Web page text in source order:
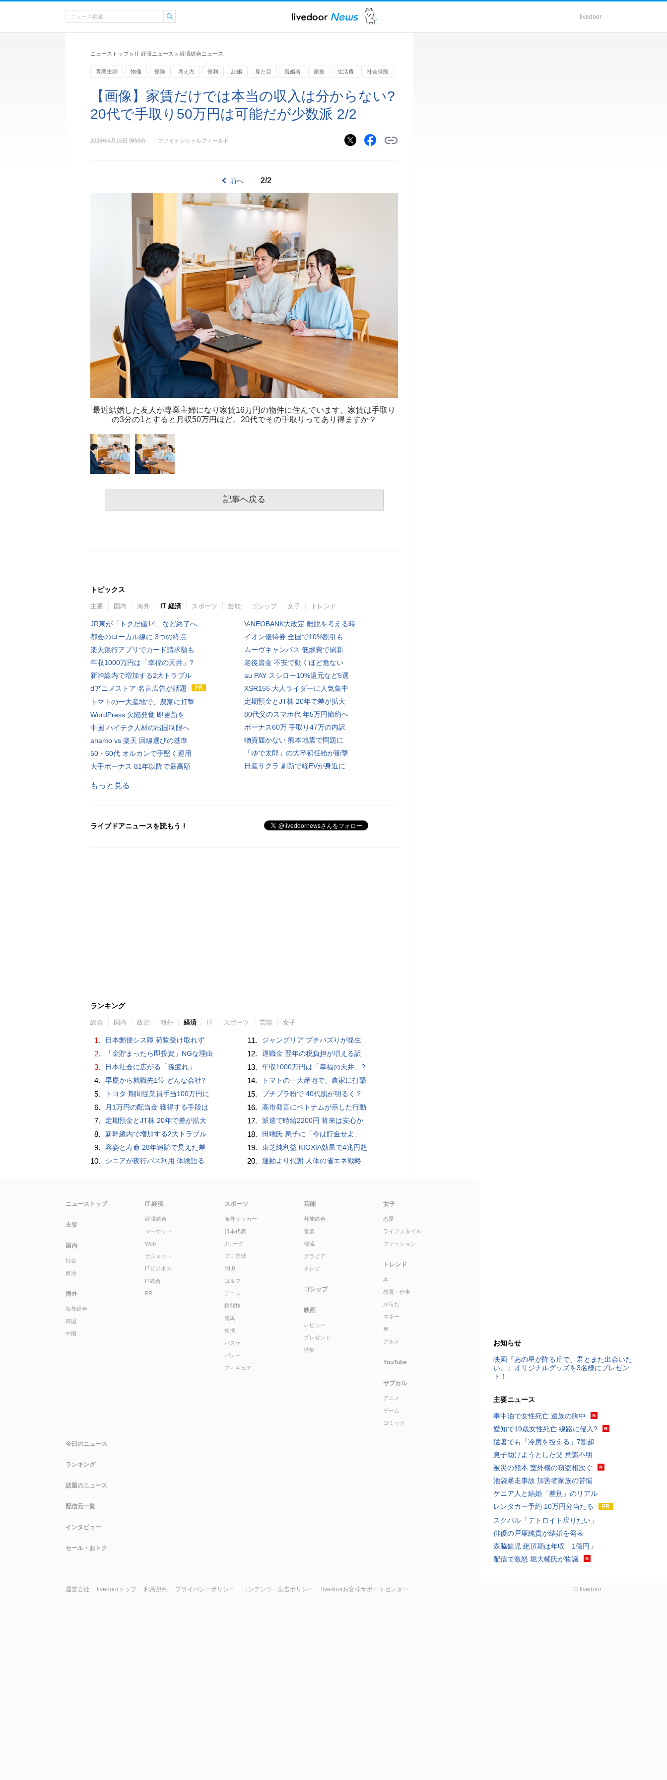
livedoor
ニューストップ > IT 経済ニュース > 経済総合ニュース
専業主婦 物価 保険 考え方 便利 結婚 見た目 既婚者 家族 生活費 社会保険
【画像】家賃だけでは本当の収入は分からない?
20代で手取り50万円は可能だが少数派 2/2
2026年4月15日 9時0分 ファイナンシャルフィールド
前へ 2/2
最近結婚した友人が専業主婦になり家賃16万円の物件に住んでいます。家賃は手取り
の3分の1とすると月収50万円ほど。20代でその手取りってあり得ますか？
記事へ戻る
トピックス
主要 国内 海外 IT 経済 スポーツ 芸能 ゴシップ 女子 トレンド
JR東が「トクだ値14」など終了へ
都会のローカル線に 3つの終点
楽天銀行アプリでカード請求額も
年収1000万円は「幸福の天井」?
新幹線内で増加する2大トラブル
dアニメストア 名言広告が話題
トマトの一大産地で、農家に打撃
WordPress 欠陥発覚 即更新を
中国 ハイテク人材の出国制限へ
ahamo vs 楽天 回線選びの基準
50・60代 オルカンで手堅く運用
大手ボーナス 81年以降で最高額
V-NEOBANK大改定 離脱を考える時
イオン優待券 全国で10%割引も
ムーヴキャンバス 低燃費で刷新
老後資金 不安で動くほど危ない
au PAY スシロー10%還元など5選
XSR155 大人ライダーに人気集中
定期預金とJT株 20年で差が拡大
80代父のスマホ代 年5万円節約へ
ボーナス60万 手取り47万の内訳
物資届かない 熊本地震で問題に
「ゆで太郎」の大卒初任給が衝撃
日産サクラ 刷新で軽EVが身近に
もっと見る
ライブドアニュースを読もう！
ランキング
総合 国内 政治 海外 経済 IT スポーツ 芸能 女子
1. 日本郵便シス障 荷物受け取れず
2. 「金貯まったら即投資」NGな理由
3. 日本社会に広がる「孫疲れ」
4. 早慶から就職先1位 どんな会社?
5. トヨタ 期間従業員手当100万円に
6. 月1万円の配当金 獲得する手段は
7. 定期預金とJT株 20年で差が拡大
8. 新幹線内で増加する2大トラブル
9. 容姿と寿命 28年追跡で見えた差
10. シニアが夜行バス利用 体験語る
11. ジャングリア プチバズりが発生
12. 退職金 翌年の税負担が増える訳
13. 年収1000万円は「幸福の天井」?
14. トマトの一大産地で、農家に打撃
15. プチプラ粉で 40代肌が明るく？
16. 高市発言にベトナムが示した行動
17. 派遣で時給2200円 将来は安心か
18. 田端氏 息子に「今は貯金せよ」
19. 東芝純利益 KIOXIA効果で4兆円超
20. 運動より代謝 人体の省エネ戦略
お知らせ
映画『あの星が降る丘で、君とまた出会いた
い。』オリジナルグッズを3名様にプレゼン
ト！
主要ニュース
車中泊で女性死亡 遺族の胸中
愛知で19歳女性死亡 線路に侵入?
猛暑でも「冷房を控える」7割超
息子助けようとした父 意識不明
被災の熊本 室外機の窃盗相次ぐ
池袋暴走事故 加害者家族の苦悩
ケニア人と結婚「差別」のリアル
レンタカー予約 10万円分当たる
スクバル「デトロイト戻りたい」
俳優の戸塚純貴が結婚を発表
森脇健児 絶頂期は年収「1億円」
配信で激怒 堀大輔氏が物議
ニューストップ
主要
国内
社会
政治
海外
海外総合
韓国
中国
IT 経済
経済総合
マーケット
Web
ガジェット
ITビジネス
IT総合
PR
スポーツ
海外サッカー
日本代表
Jリーグ
プロ野球
MLB
ゴルフ
テニス
格闘技
競馬
相撲
バスケ
バレー
フィギュア
芸能
芸能総合
音楽
韓流
グラビア
テレビ
ゴシップ
映画
レビュー
プレゼント
特集
女子
恋愛
ライフスタイル
ファッション
トレンド
本
教育・仕事
からだ
マネー
車
グルメ
YouTube
サブカル
アニメ
ゲーム
コミック
今日のニュース
ランキング
話題のニュース
配信元一覧
インタビュー
セール・おトク
運営会社 livedoorトップ 利用規約 プライバシーポリシー コンテンツ・広告ポリシー livedoorお客様サポートセンター © livedoor